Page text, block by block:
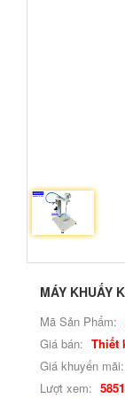
MÁY KHUẤY
Mã Sản Phẩm:
Giá bán: Thiết
Giá khuyến mãi:
Lượt xem: 5851